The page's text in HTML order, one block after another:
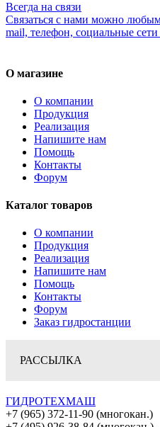
Всегда на связи
Связаться с нами можно
mail, телефон, социальные
О магазине
О компании
Продукция
Реализация
Напишите нам
Помощь
Контакты
Форум
Каталог товаров
О компании
Продукция
Реализация
Напишите нам
Помощь
Контакты
Форум
Заказ гидростанции
РАССЫЛКА
ГИДРОТЕХМАШ
+7 (965) 372-11-90 (многокан.)